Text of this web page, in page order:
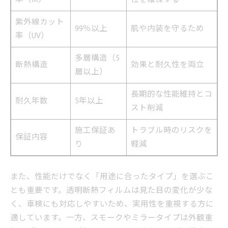
紫外線カット
率（UV）
99％以上 肌や内装を守るため
断熱構造
多層構造（5
層以上）
効果と耐久性を両立
耐久年数 5年以上
長期的な性能維持とコ
スト削減
保証内容
施工保証あ
り
トラブル時のリスクを
軽減
また、性能だけでなく「用途に合ったタイプ」を選ぶこ
とも重要です。透明断熱フィルムは見た目の変化が少な
く、車検にも対応しやすいため、実用性を重視する方に
適しています。一方、スモークやミラータイプは外観重